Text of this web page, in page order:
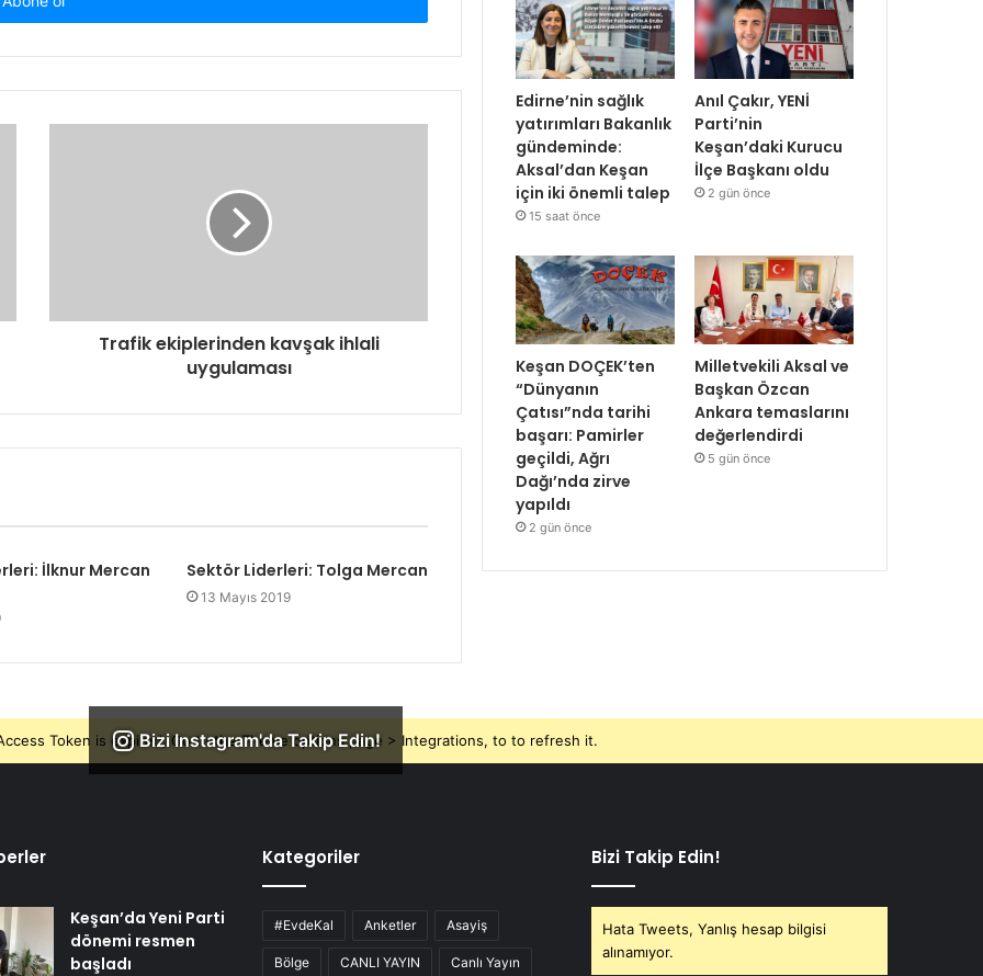
Trafik ekiplerinden kavşak ihlali
uygulaması
İlknur Mercan
Sektör Liderleri: Tolga Mercan
13 Mayıs 2019
Edirne’nin sağlık
yatırımları Bakanlık
gündeminde:
Aksal’dan Keşan
için iki önemli talep
15 saat önce
Anıl Çakır, YENİ
Parti’nin
Keşan’daki Kurucu
İlçe Başkanı oldu
2 gün önce
Keşan DOÇEK’ten
“Dünyanın
Çatısı”nda tarihi
başarı: Pamirler
geçildi, Ağrı
Dağı’nda zirve
yapıldı
2 gün önce
Milletvekili Aksal ve
Başkan Özcan
Ankara temaslarını
değerlendirdi
5 gün önce
Bizi Instagram'da Takip Edin!
Token is expired, Go to the Theme options page > Integrations, to to refresh it.
Keşan’da Yeni Parti
dönemi resmen
başladı
Kategoriler
#EvdeKal Anketler Asayiş
Bölge CANLI YAYIN Canlı Yayın
Bizi Takip Edin!
Hata Tweets, Yanlış hesap bilgisi
alınamıyor.